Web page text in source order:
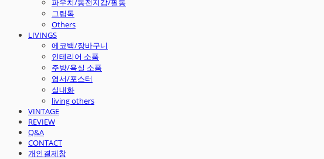
파우치/동전지갑/필통
그립톡
Others
LIVINGS
에코백/장바구니
인테리어 소품
주방/욕실 소품
엽서/포스터
실내화
living others
VINTAGE
REVIEW
Q&A
CONTACT
개인결제창